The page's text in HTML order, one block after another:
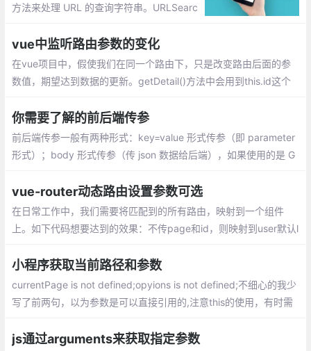
方法来处理 URL 的查询字符串。URLSearc
操作查询字符串的对象。
vue中监听路由参数的变化
在vue项目中，假使我们在同一个路由下，只是改变路由后面的参
数值，期望达到数据的更新。getDetail()方法中会用到this.id这个
你需要了解的前后端传参
前后端传参一般有两种形式：key=value 形式传参（即 parameter
形式）；body 形式传参（传 json 数据给后端），如果使用的是 G
1&b=2这样的参数，这就是 key=value 形式传参
vue-router动态路由设置参数可选
在日常工作中，我们需要将匹配到的所有路由，映射到一个组件
上。如下代码想要达到的效果：不传page和id，则映射到user默认l
小程序获取当前路径和参数
currentPage is not defined;opyions is not defined;不细心的我少
写了前两句，以为参数是可以直接引用的,注意this的使用，有时需
js通过arguments来获取指定参数